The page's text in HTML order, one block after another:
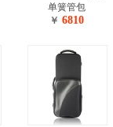
单簧管包
￥ 6810